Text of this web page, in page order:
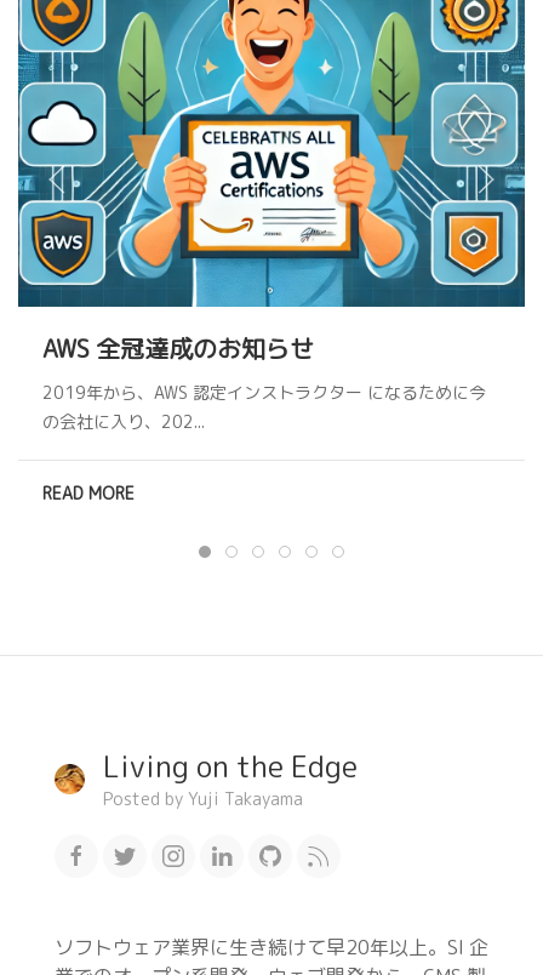
AWS 全冠達成のお知らせ
2019年から、AWS 認定インストラクター になるために今
の会社に入り、202...
READ MORE
Living on the Edge
Posted by Yuji Takayama
ソフトウェア業界に生き続けて早20年以上。SI 企